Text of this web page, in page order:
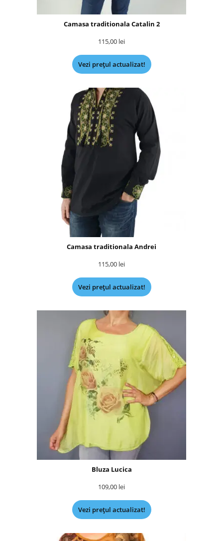
Camasa traditionala Catalin 2
115,00 lei
Vezi prețul actualizat!
Camasa traditionala Andrei
115,00 lei
Vezi prețul actualizat!
Bluza Lucica
109,00 lei
Vezi prețul actualizat!